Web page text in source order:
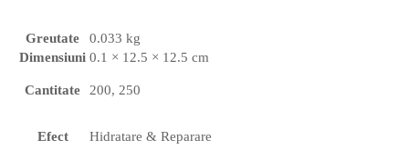
Greutate
0.033 kg
Dimensiuni 0.1 × 12.5 × 12.5 cm
Cantitate 200, 250
Efect Hidratare & Reparare